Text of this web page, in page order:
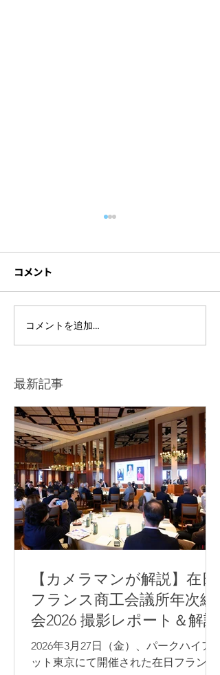
ハイブリッド研修に必要
な機材とは？研修内容別
コメント
コメントを追加…
最新記事
【カメラマンが解説】在日
フランス商工会議所年次総
会2026 撮影レポート＆解説
2026年3月27日（金）、パークハイア
ット東京にて開催された在日フランス